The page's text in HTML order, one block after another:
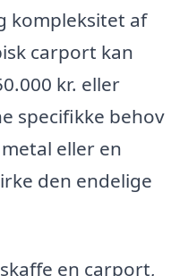
kompleksitet af
carport kan
kr. eller
specifikke behov
eller en
den endelige
en carport,